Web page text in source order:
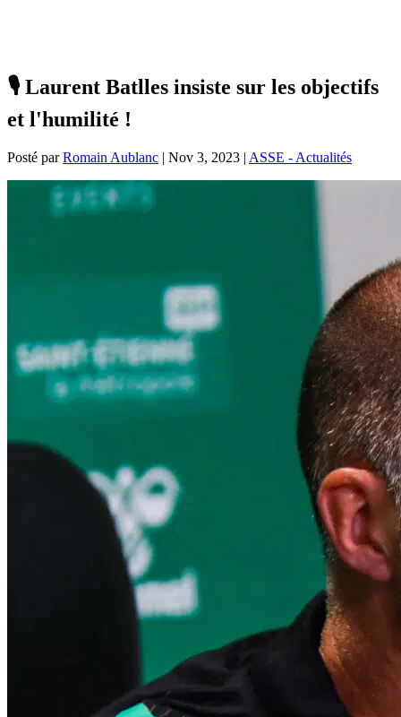
🎙 Laurent Batlles insiste sur les objectifs
et l'humilité !
Posté parRomain Aublanc | Nov 3, 2023 | ASSE - Actualités